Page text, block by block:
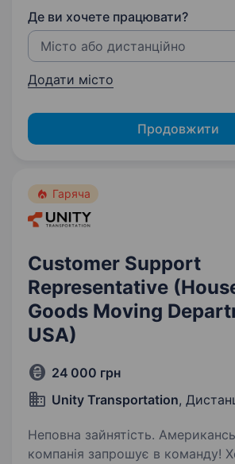
Де ви хочете працювати?
Додати місто
Продовжити
Гаряча
Customer Support
Representative
Goods Moving
USA)
24 000 грн
Unity Transportation,
Неповна зайнятість. Американська логістична
компанія запрошує в команду!